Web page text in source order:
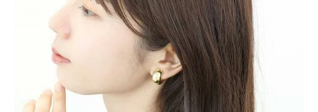
ACCOUNT MENU
ようこそ ゲスト 様